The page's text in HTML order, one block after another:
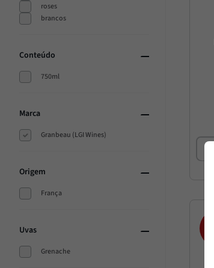
roses
brancos
Conteúdo
750ml
Marca
Granbeau (LGI Wines)
Origem
França
Uvas
Grenache